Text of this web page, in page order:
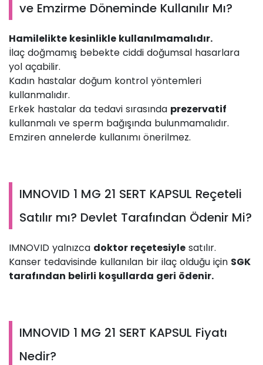
ve Emzirme Döneminde Kullanılır Mı?
Hamilelikte kesinlikle kullanılmamalıdır.
İlaç doğmamış bebekte ciddi doğumsal hasarlara
yol açabilir.
Kadın hastalar doğum kontrol yöntemleri
kullanmalıdır.
Erkek hastalar da tedavi sırasında prezervatif
kullanmalı ve sperm bağışında bulunmamalıdır.
Emziren annelerde kullanımı önerilmez.
IMNOVID 1 MG 21 SERT KAPSUL Reçeteli
Satılır mı? Devlet Tarafından Ödenir Mi?
IMNOVID yalnızca doktor reçetesiyle satılır.
Kanser tedavisinde kullanılan bir ilaç olduğu için SGK
tarafından belirli koşullarda geri ödenir.
IMNOVID 1 MG 21 SERT KAPSUL Fiyatı
Nedir?